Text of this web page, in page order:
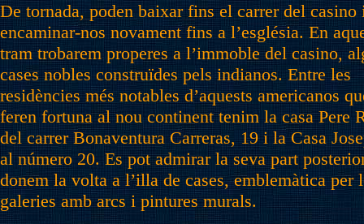
De tornada, poden baixar fins el carrer del casino
encaminar-nos novament fins a l’església. En
tram trobarem properes a l’immoble del casino,
cases nobles construïdes pels indianos. Entre les
residències més notables d’aquests americanos
feren fortuna al nou continent tenim la casa Pere
del carrer Bonaventura Carreras, 19 i la Casa
al número 20. Es pot admirar la seva part
donem la volta a l’illa de cases, emblemàtica per
galeries amb arcs i pintures murals.